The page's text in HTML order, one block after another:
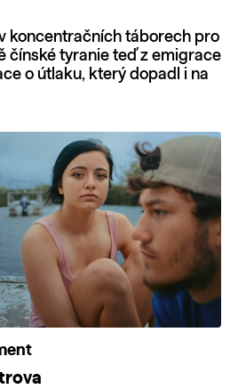
koncentračních táborech pro
čínské tyranie teď z emigrace
o útlaku, který dopadl i na